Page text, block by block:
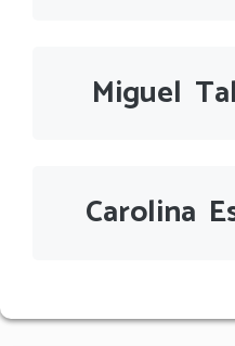
Miguel
Carolina